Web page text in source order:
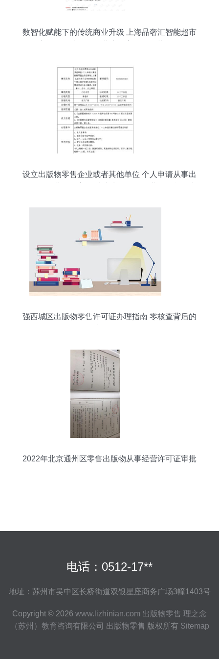
数智化赋能下的传统商业升级 上海品奢汇智能超市
写个性）今日是个体经济的魅力创新时刻——某特
殊场景探索——推行的实践真实用户研究 - # X月
21讲通过用户的点击侧试本公众号原创不易》 转机
创新推动你读懂新技术大杂炖从竞争→卖到满足消
费全生命周期成新话题为此考虑
设立出版物零售企业或者其他单位 个人申请从事出
强西城区出版物零售许可证办理指南 零核查背后的
2022年北京通州区零售出版物从事经营许可证审批
电话：0512-17**
地址：苏州市吴中区长桥街道双银星座商务广场3幢1403号
Copyright © 2026 www.lizhinian.com 出版物零售 理之念
（苏州）教育咨询有限公司 出版物零售 版权所有 Sitemap